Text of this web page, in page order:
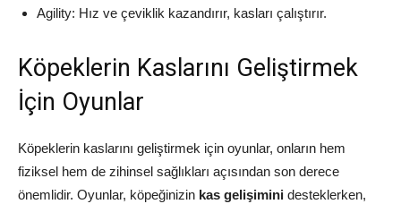
Agility: Hız ve çeviklik kazandırır, kasları çalıştırır.
Köpeklerin Kaslarını Geliştirmek
İçin Oyunlar
Köpeklerin kaslarını geliştirmek için oyunlar, onların hem
fiziksel hem de zihinsel sağlıkları açısından son derece
önemlidir. Oyunlar, köpeğinizin kas gelişimini desteklerken,